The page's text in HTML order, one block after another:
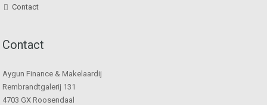
Contact
Contact
Aygun Finance & Makelaardij
Rembrandtgalerij 131
4703 GX Roosendaal